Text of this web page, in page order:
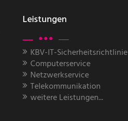
Leistungen
KBV-IT-Sicherheitsrichtlinie
Computerservice
Netzwerkservice
Telekommunikation
weitere Leistungen...